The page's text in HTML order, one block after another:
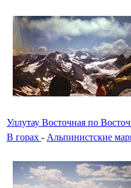
Уллутау Восточная по
В горах - Альпинистские